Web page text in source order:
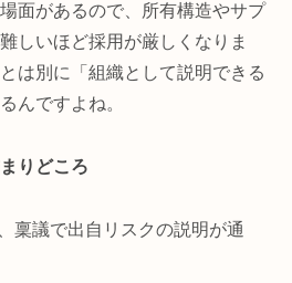
面があるので、所有構造やサプ
しいほど採用が厳しくなりま
は別に「組織として説明できる
んですよね。
りどころ
稟議で出自リスクの説明が通